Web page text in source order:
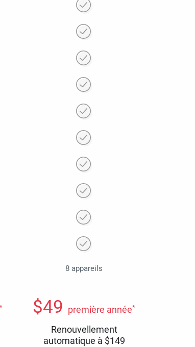
8 appareils
* $49 première année*
Renouvellement
automatique à $149